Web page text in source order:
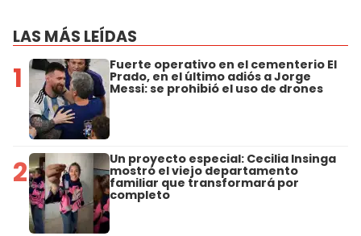
LAS MÁS LEÍDAS
1 Fuerte operativo en el cementerio El
Prado, en el último adiós a Jorge
Messi: se prohibió el uso de drones
2 Un proyecto especial: Cecilia Insinga
mostró el viejo departamento
familiar que transformará por
completo